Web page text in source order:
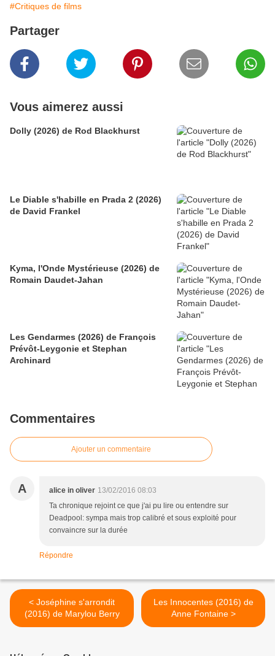
#Critiques de films
Partager
Vous aimerez aussi
Dolly (2026) de Rod Blackhurst
Le Diable s'habille en Prada 2 (2026)
de David Frankel
Kyma, l'Onde Mystérieuse (2026) de
Romain Daudet-Jahan
Les Gendarmes (2026) de François
Prévôt-Leygonie et Stephan
Archinard
Commentaires
Ajouter un commentaire
A alice in oliver 13/02/2016 08:03
Ta chronique rejoint ce que j'ai pu lire ou entendre sur
Deadpool: sympa mais trop calibré et sous exploité pour
convaincre sur la durée
Répondre
< Joséphine s'arrondit
(2016) de Marylou Berry
Les Innocentes (2016) de
Anne Fontaine >